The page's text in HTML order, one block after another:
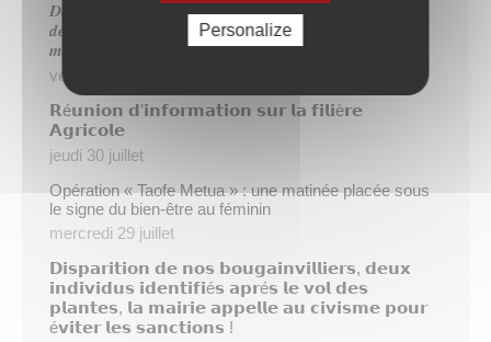
𝑫𝒆𝒖𝒙 𝒔𝒂𝒑𝒆𝒖𝒓𝒔-𝒑𝒐𝒎𝒑𝒊𝒆𝒓𝒔 𝒅𝒆 𝑷𝒂𝒑𝒆𝒆𝒕𝒆 𝒂𝒖𝒙 𝒄𝒐̂𝒕𝒆́𝒔 𝒅𝒖
𝒅𝒆́𝒕𝒂𝒄𝒉𝒆𝒎𝒆𝒏𝒕 𝒑𝒐𝒍𝒚𝒏𝒆́𝒔𝒊𝒆𝒏 𝒆𝒏 𝒓𝒆𝒏𝒇𝒐𝒓𝒕 𝒅𝒆𝒔 𝒆́𝒒𝒖𝒊𝒑𝒆𝒔
𝒎𝒐𝒃𝒊𝒍𝒊𝒔𝒆́𝒆𝒔 𝒅𝒂𝒏𝒔 𝒍’𝑯𝒆𝒙𝒂𝒈𝒐𝒏𝒆
vendredi 31 juillet
𝗥é𝘂𝗻𝗶𝗼𝗻 𝗱’𝗶𝗻𝗳𝗼𝗿𝗺𝗮𝘁𝗶𝗼𝗻 𝘀𝘂𝗿 𝗹𝗮 𝗳𝗶𝗹𝗶è𝗿𝗲
𝗔𝗴𝗿𝗶𝗰𝗼𝗹𝗲
jeudi 30 juillet
Opération « Taofe Metua » : une matinée placée sous
le signe du bien-être au féminin
mercredi 29 juillet
𝗗𝗶𝘀𝗽𝗮𝗿𝗶𝘁𝗶𝗼𝗻 𝗱𝗲 𝗻𝗼𝘀 𝗯𝗼𝘂𝗴𝗮𝗶𝗻𝘃𝗶𝗹𝗹𝗶𝗲𝗿𝘀, 𝗱𝗲𝘂𝘅
𝗶𝗻𝗱𝗶𝘃𝗶𝗱𝘂𝘀 𝗶𝗱𝗲𝗻𝘁𝗶𝗳𝗶é𝘀 𝗮𝗽𝗿é𝘀 𝗹𝗲 𝘃𝗼𝗹 𝗱𝗲𝘀
𝗽𝗹𝗮𝗻𝘁𝗲𝘀, 𝗹𝗮 𝗺𝗮𝗶𝗿𝗶𝗲 𝗮𝗽𝗽𝗲𝗹𝗹𝗲 𝗮𝘂 𝗰𝗶𝘃𝗶𝘀𝗺𝗲 𝗽𝗼𝘂𝗿
é𝘃𝗶𝘁𝗲𝗿 𝗹𝗲𝘀 𝘀𝗮𝗻𝗰𝘁𝗶𝗼𝗻𝘀 !
Personalize